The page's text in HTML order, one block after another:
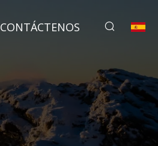
CONTÁCTENOS